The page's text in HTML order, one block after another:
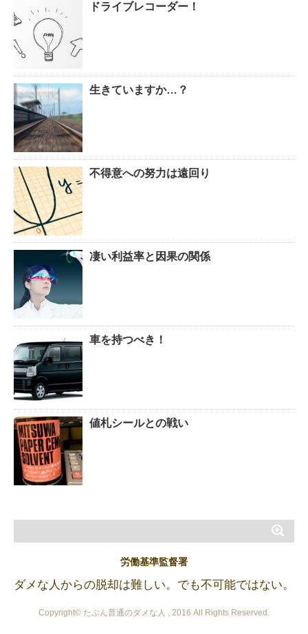
ドライブレコーダー！
生きていますか…？
不得意への努力は遠回り
凄い利益率と因果の関係
車を持つべき！
値札シールとの戦い
労働基準監督署
ダメな人からの脱却は難しい。でも不可能ではない。
Copyright© たぶん普通のダメな人 , 2016 All Rights Reserved.